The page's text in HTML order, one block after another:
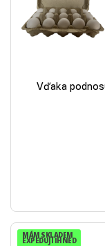
Vďaka
MÁM SKLADEM
EXPEDUJI IHNED